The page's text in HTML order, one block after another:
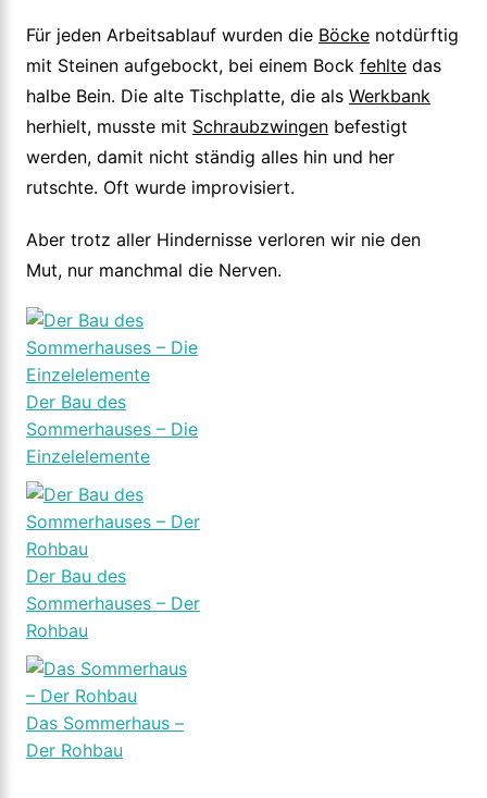
Für jeden Arbeitsablauf wurden die Böckenotdürftig
mit Steinen aufgebockt, bei einem Bock fehltedas
halbe Bein. Die alte Tischplatte, die als Werkbank
herhielt, musste mit Schraubzwingenbefestigt
werden, damit nicht ständig alles hin und her
rutschte. Oft wurde improvisiert.
Aber trotz aller Hindernisse verloren wir nie den
Mut, nur manchmal die Nerven.
Der Bau des
Sommerhauses – Die
Einzelelemente
Der Bau des
Sommerhauses – Der
Rohbau
Das Sommerhaus –
Der Rohbau